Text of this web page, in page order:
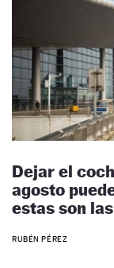
Dejar el
agosto
estas son
RUBÉN PÉREZ